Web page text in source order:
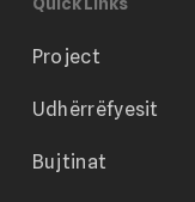
Quick Links
Project
Udhërrëfyesit
Bujtinat